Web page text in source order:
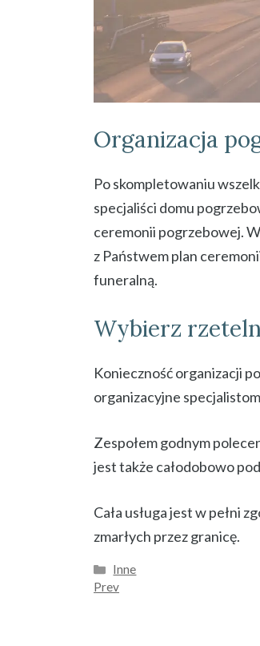
Organizacja
Po skompletowaniu
specjaliści domu
ceremonii pogrzebowej.
z Państwem plan
funeralną.
Wybierz
Konieczność organizacji
organizacyjne
Zespołem godnym
jest także całodobowo
Cała usługa jest w pełni
zmarłych przez granicę.
Kategorie
Inne
Prev